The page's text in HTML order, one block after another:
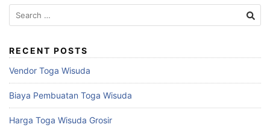
Search
for:
RECENT POSTS
Vendor Toga Wisuda
Biaya Pembuatan Toga Wisuda
Harga Toga Wisuda Grosir